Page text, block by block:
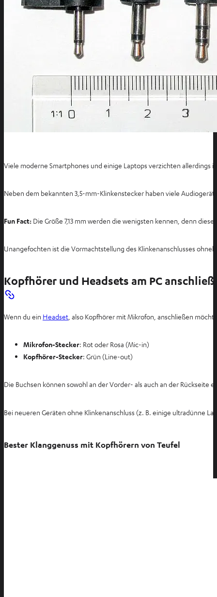
Viele moderne Smartphones und einige Laptops verzichten
Neben dem bekannten 3,5-mm-Klinkenstecker haben viele
Fun Fact: Die Größe 7,13 mm werden die wenigsten kennen, denn
Unangefochten ist die Vormachtstellung des Klinkenanschlusses
Kopfhörer und Headsets am PC
Wenn du ein Headset , also Kopfhörer mit Mikrofon, anschließen
Mikrofon-Stecker: Rot oder Rosa (Mic-in)
Kopfhörer-Stecker: Grün (Line-out)
Die Buchsen können sowohl an der Vorder- als auch an der
Bei neueren Geräten ohne Klinkenanschluss (z. B. einige ultradünne
Bester Klanggenuss mit Kopfhörern von Teufel